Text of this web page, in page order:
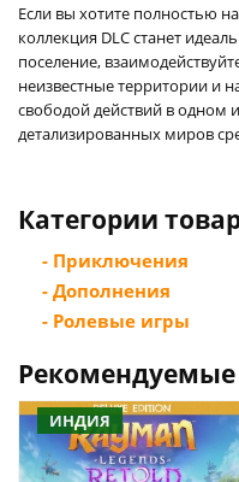
Если вы хотите полностью
коллекция DLC станет
поселение,
неизвестные территории и
свободой действий в одном
детализированных миров
Категории
- Приключения
- Дополнения
- Ролевые игры
ИНДИЯ